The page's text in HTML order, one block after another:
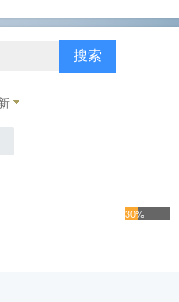
搜索
30%